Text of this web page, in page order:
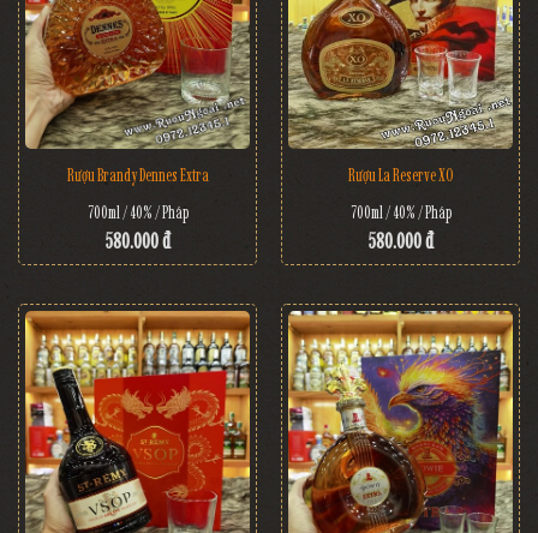
Rượu Brandy Dennes Extra
700ml / 40% / Pháp
580.000 đ
Rượu La Reserve XO
700ml / 40% / Pháp
580.000 đ